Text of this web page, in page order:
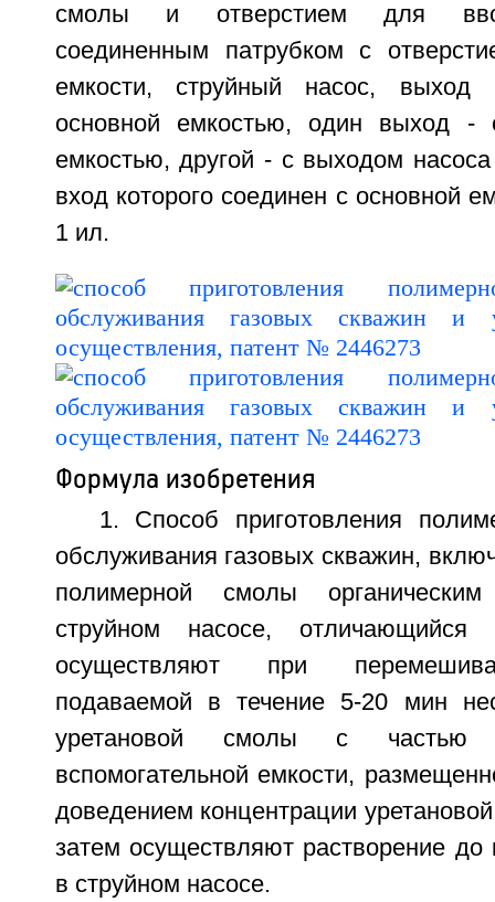
смолы и отверстием для
соединенным патрубком с
емкости, струйный насос, выход
основной емкостью, один выход -
емкостью, другой - с выходом
вход которого соединен с основной
1 ил.
Формула изобретения
1. Способ приготовления
обслуживания газовых скважин,
полимерной смолы
струйном насосе,
осуществляют при
подаваемой в течение 5-20 мин
уретановой смолы с частью
вспомогательной емкости,
доведением концентрации
затем осуществляют растворение до
в струйном насосе.